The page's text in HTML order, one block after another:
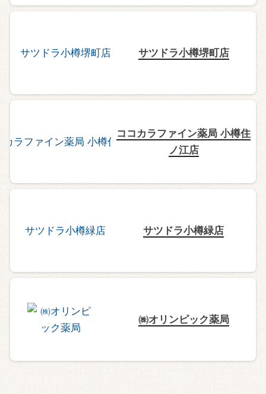
サツドラ小樽堺町店
ココカラファイン薬局 小樽住
ノ江店
サツドラ小樽緑店
㈱オリンピック薬局